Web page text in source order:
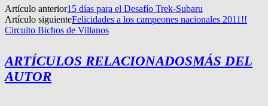
Artículo anterior15 días para el Desafío Trek-Subaru
Artículo siguienteFelicidades a los campeones nacionales 2011!!
Circuito Bichos de Villanos
ARTÍCULOS RELACIONADOSMÁS DEL
AUTOR